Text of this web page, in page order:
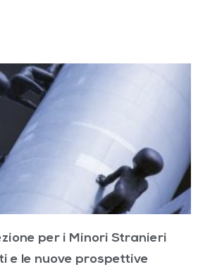
per i Minori Stranieri
e le nuove prospettive